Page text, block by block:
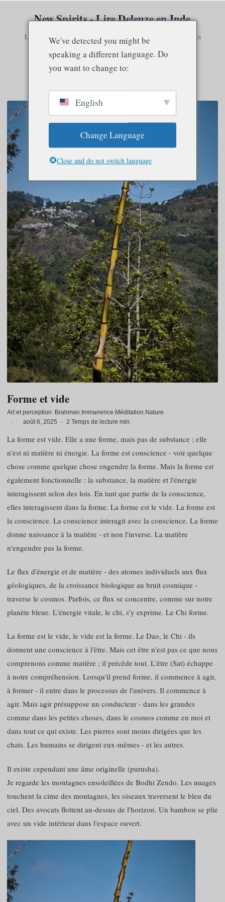
New Spirits - Lire Deleuze en Inde
La conscience n'existe qu'en relation avec d'autres consciences
Menu
Forme et vide
Art et perception · Brahman Immanence Méditation Nature
·
août 6, 2025 · 2 Temps de lecture min.
La forme est vide. Elle a une forme, mais pas de substance ; elle
n'est ni matière ni énergie. La forme est conscience - voir quelque
chose comme quelque chose engendre la forme. Mais la forme est
également fonctionnelle : la substance, la matière et l'énergie
interagissent selon des lois. En tant que partie de la conscience,
elles interagissent dans la forme. La forme est le vide. La forme est
la conscience. La conscience interagit avec la conscience. La forme
donne naissance à la matière - et non l'inverse. La matière
n'engendre pas la forme.
Le flux d'énergie et de matière - des atomes individuels aux flux
géologiques, de la croissance biologique au bruit cosmique -
traverse le cosmos. Parfois, ce flux se concentre, comme sur notre
planète bleue. L'énergie vitale, le chi, s'y exprime. Le Chi forme.
La forme est le vide, le vide est la forme. Le Dao, le Chi - ils
donnent une conscience à l'être. Mais cet être n'est pas ce que nous
comprenons comme matière ; il précède tout. L'être (Sat) échappe
à notre compréhension. Lorsqu'il prend forme, il commence à agir,
à former - il entre dans le processus de l'univers. Il commence à
agir. Mais agir présuppose un conducteur - dans les grandes
comme dans les petites choses, dans le cosmos comme en moi et
dans tout ce qui existe. Les pierres sont moins dirigées que les
chats. Les humains se dirigent eux-mêmes - et les autres.
Il existe cependant une âme originelle (purusha).
Je regarde les montagnes ensoleillées de Bodhi Zendo. Les nuages
touchent la cime des montagnes, les oiseaux traversent le bleu du
ciel. Des avocats flottent au-dessus de l'horizon. Un bambou se plie
avec un vide intérieur dans l'espace ouvert.
We've detected you might be
speaking a different language. Do
you want to change to:
English
Change Language
Close and do not switch language